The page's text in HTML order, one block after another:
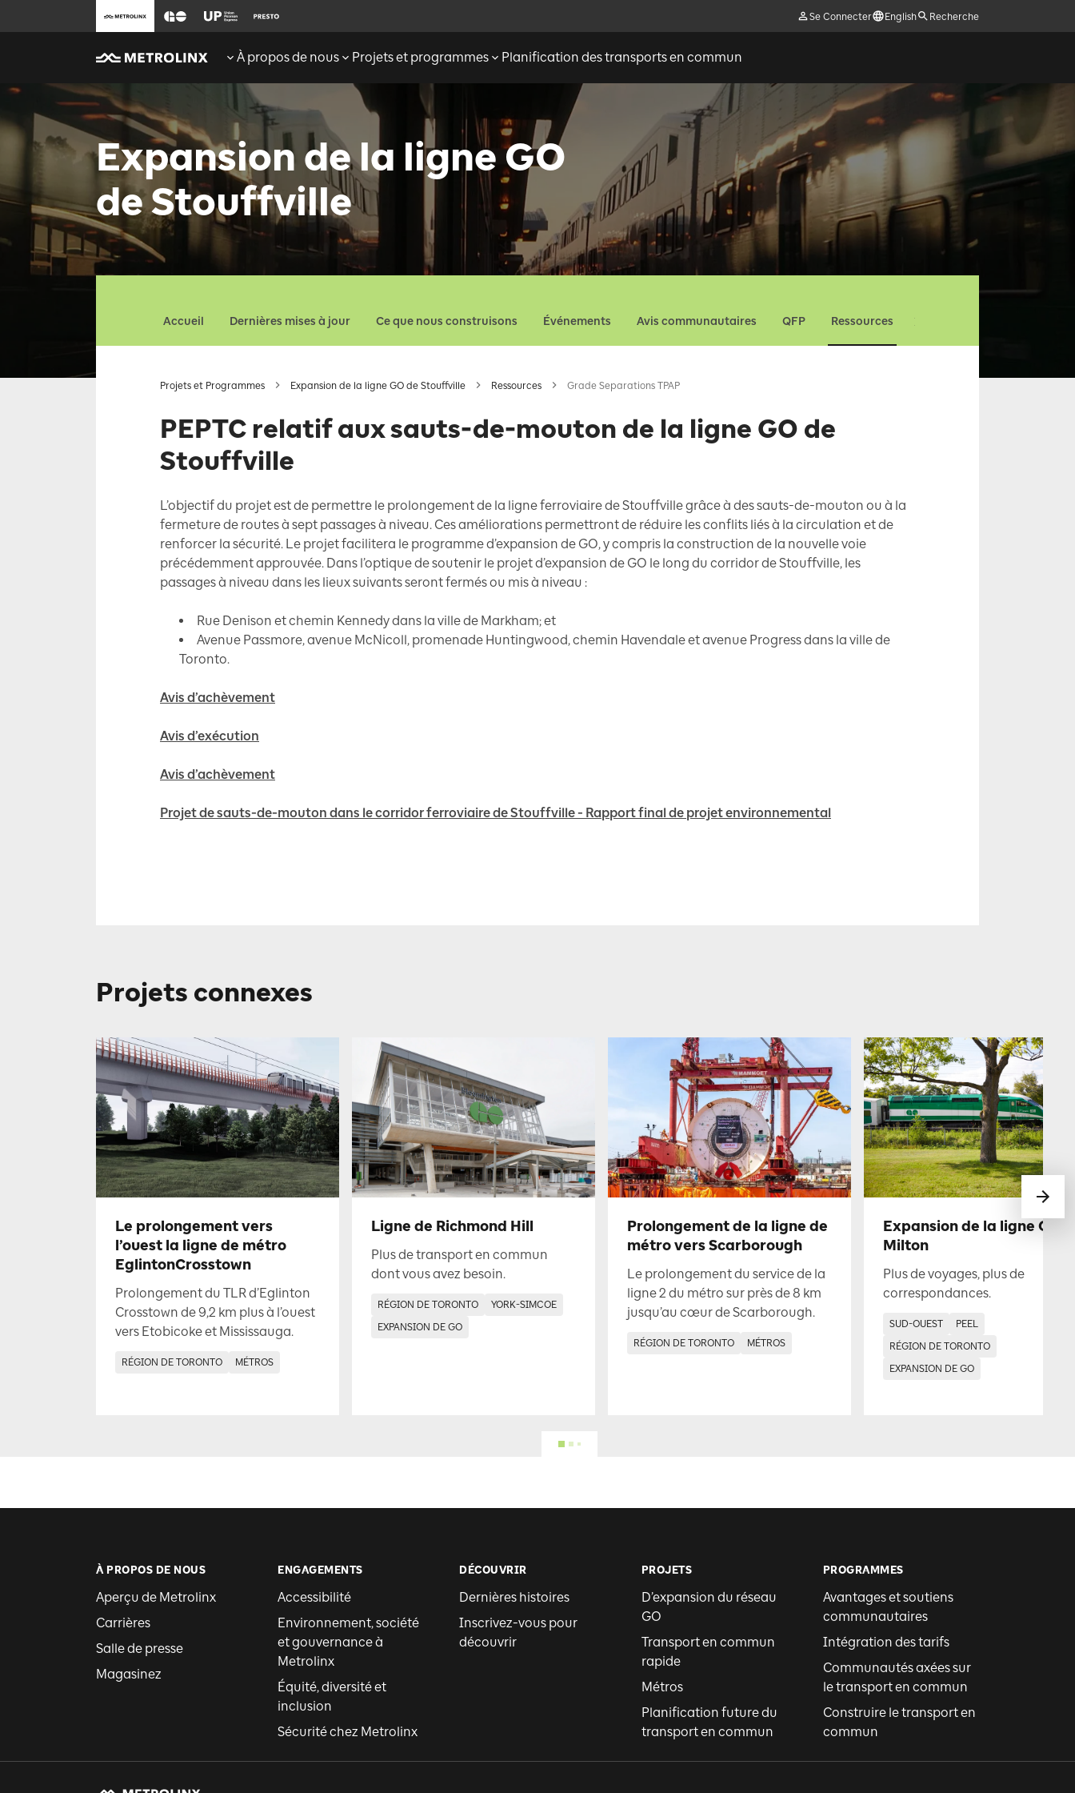
Se Connecter English Recherche
À propos de nous Projets et programmes Planification des transports en commun
Expansion de la ligne GO
de Stouffville
Accueil Dernières mises à jour Ce que nous construisons Événements Avis communautaires QFP Ressources
Projets et Programmes Expansion de la ligne GO de Stouffville Ressources Grade Separations TPAP
PEPTC relatif aux sauts-de-mouton de la ligne GO de
Stouffville
L’objectif du projet est de permettre le prolongement de la ligne ferroviaire de Stouffville grâce à des sauts-de-mouton ou à la
fermeture de routes à sept passages à niveau. Ces améliorations permettront de réduire les conflits liés à la circulation et de
renforcer la sécurité. Le projet facilitera le programme d’expansion de GO, y compris la construction de la nouvelle voie
précédemment approuvée. Dans l’optique de soutenir le projet d’expansion de GO le long du corridor de Stouffville, les
passages à niveau dans les lieux suivants seront fermés ou mis à niveau :
Rue Denison et chemin Kennedy dans la ville de Markham; et
Avenue Passmore, avenue McNicoll, promenade Huntingwood, chemin Havendale et avenue Progress dans la ville de
Toronto.
Avis d’achèvement
Avis d’exécution
Avis d’achèvement
Projet de sauts-de-mouton dans le corridor ferroviaire de Stouffville - Rapport final de projet environnemental
Projets connexes
Le prolongement vers
l’ouest la ligne de métro
EglintonCrosstown
Prolongement du TLR d’Eglinton
Crosstown de 9,2 km plus à l’ouest
vers Etobicoke et Mississauga.
RÉGION DE TORONTO MÉTROS
Ligne de Richmond Hill
Plus de transport en commun
dont vous avez besoin.
RÉGION DE TORONTO
YORK-SIMCOE
EXPANSION DE GO
Prolongement de la ligne de
métro vers Scarborough
Le prolongement du service de la
ligne 2 du métro sur près de 8 km
jusqu’au cœur de Scarborough.
RÉGION DE TORONTO MÉTROS
Expansion de la ligne GO
Milton
Plus de voyages, plus de
correspondances.
SUD-OUEST
PEEL
RÉGION DE TORONTO
EXPANSION DE GO
À PROPOS DE NOUS
Aperçu de Metrolinx
Carrières
Salle de presse
Magasinez
ENGAGEMENTS
Accessibilité
Environnement, société
et gouvernance à
Metrolinx
Équité, diversité et
inclusion
Sécurité chez Metrolinx
DÉCOUVRIR
Dernières histoires
Inscrivez-vous pour
découvrir
PROJETS
D’expansion du réseau
GO
Transport en commun
rapide
Métros
Planification future du
transport en commun
PROGRAMMES
Avantages et soutiens
communautaires
Intégration des tarifs
Communautés axées sur
le transport en commun
Construire le transport en
commun